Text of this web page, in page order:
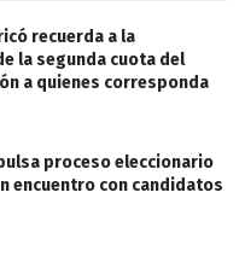
recuerda a la
la segunda cuota del
a quienes corresponda
proceso eleccionario
encuentro con candidatos